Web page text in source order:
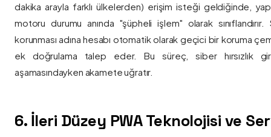
dakika arayla farklı ülkelerden) erişim isteği geldiğinde,
motoru durumu anında "şüpheli işlem" olarak sınıflandırır.
korunması adına hesabı otomatik olarak geçici bir koruma
ek doğrulama talep eder. Bu süreç, siber hırsızlık
aşamasındayken akamete uğratır.
6. İleri Düzey PWA Teknolojisi ve